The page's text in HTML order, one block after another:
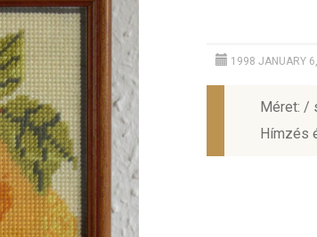
1998 JANUARY
Méret: /
Hímzés